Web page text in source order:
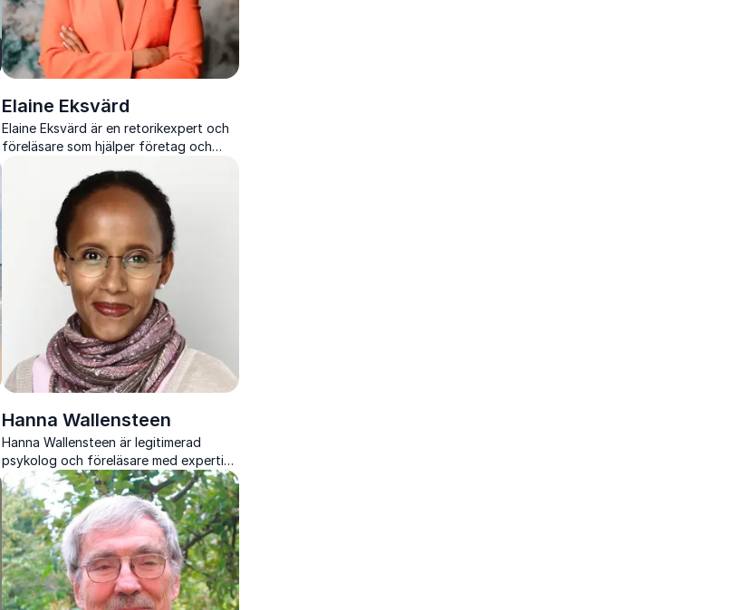
Elaine Eksvärd
Elaine Eksvärd är en retorikexpert och
föreläsare som hjälper företag och
individer att förbättra sin
kommunikation och sitt ledarskap med
moderna verktyg.
Hanna Wallensteen
Hanna Wallensteen är legitimerad
psykolog och föreläsare med expertis
inom mångfald, rasism och
inkluderande arbetsmiljöer.